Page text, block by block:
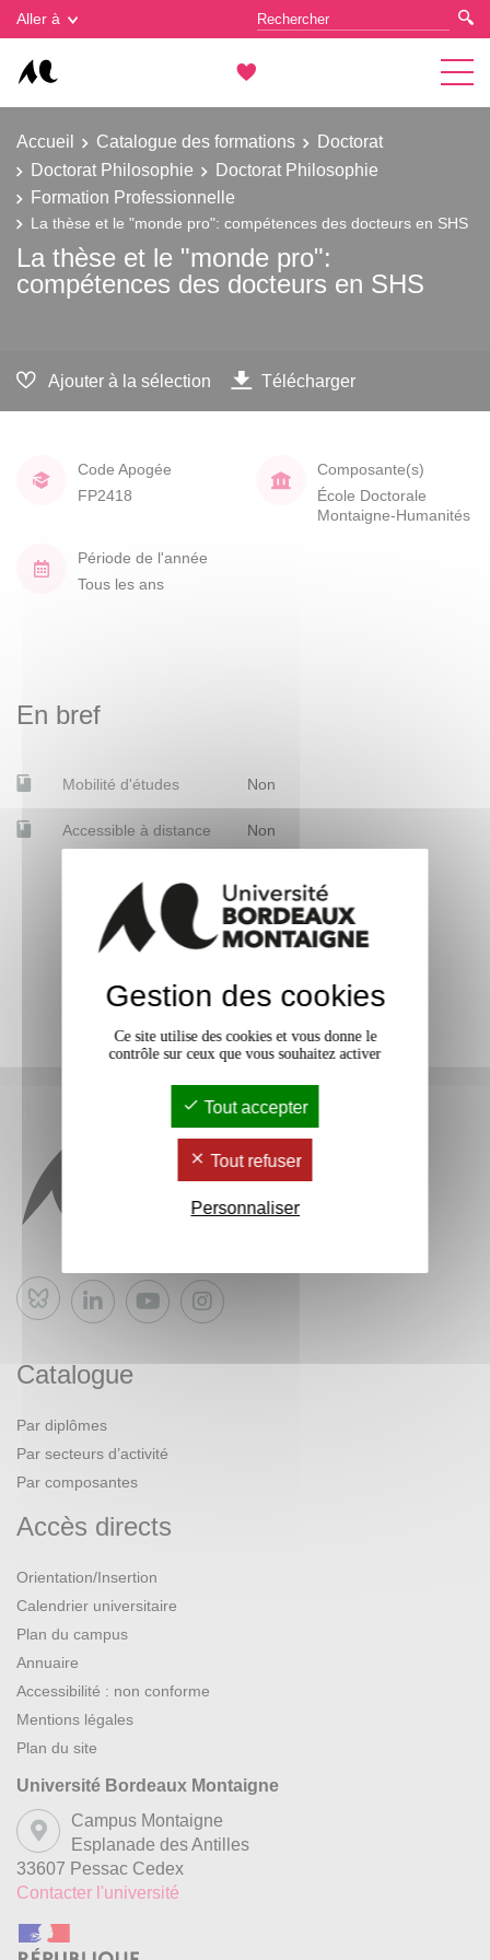
Aller à
Accueil Catalogue des formations
Doctorat
Doctorat Philosophie
Doctorat Philosophie
Formation Professionnelle
La thèse et le "monde pro": compétences des docteurs en SHS
La thèse et le "monde pro":
compétences des docteurs en SHS
Ajouter à la sélection Télécharger
Code Apogée
FP2418
Composante(s)
École Doctorale
Montaigne-Humanités
Période de l'année
Tous les ans
En bref
Mobilité d'études Non
Accessible à distance Non
Bluesky
Catalogue
Par diplômes
Par secteurs d’activité
Par composantes
Accès directs
Orientation/Insertion
Calendrier universitaire
Plan du campus
Annuaire
Accessibilité : non conforme
Mentions légales
Plan du site
Université Bordeaux Montaigne
Campus Montaigne
Esplanade des Antilles
33607 Pessac Cedex
Contacter l'université
Gestion des cookies
Gestion des cookies
Ce site utilise des cookies et vous donne le
contrôle sur ceux que vous souhaitez activer
Tout accepter
Tout refuser
Personnaliser